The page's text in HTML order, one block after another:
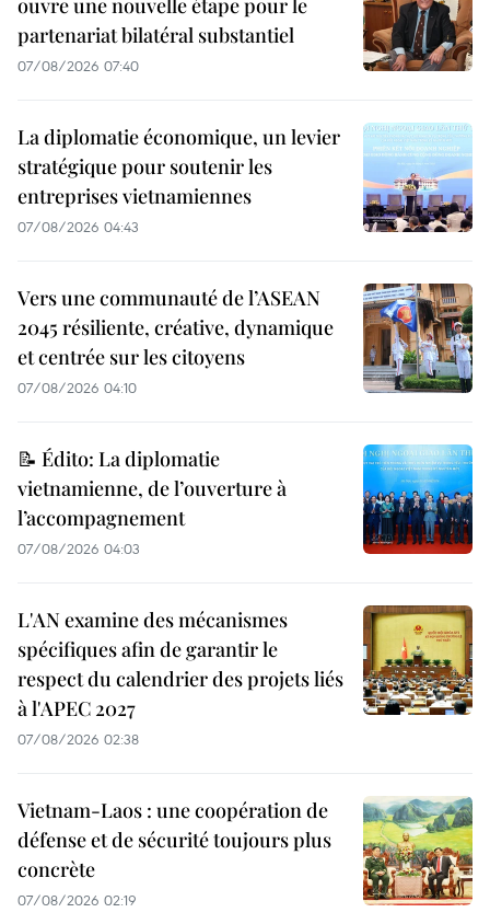
ouvre une nouvelle étape pour le
partenariat bilatéral substantiel
07/08/2026 07:40
La diplomatie économique, un levier
stratégique pour soutenir les
entreprises vietnamiennes
07/08/2026 04:43
Vers une communauté de l’ASEAN
2045 résiliente, créative, dynamique
et centrée sur les citoyens
07/08/2026 04:10
📝 Édito: La diplomatie
vietnamienne, de l’ouverture à
l’accompagnement
07/08/2026 04:03
L'AN examine des mécanismes
spécifiques afin de garantir le
respect du calendrier des projets liés
à l'APEC 2027
07/08/2026 02:38
Vietnam-Laos : une coopération de
défense et de sécurité toujours plus
concrète
07/08/2026 02:19